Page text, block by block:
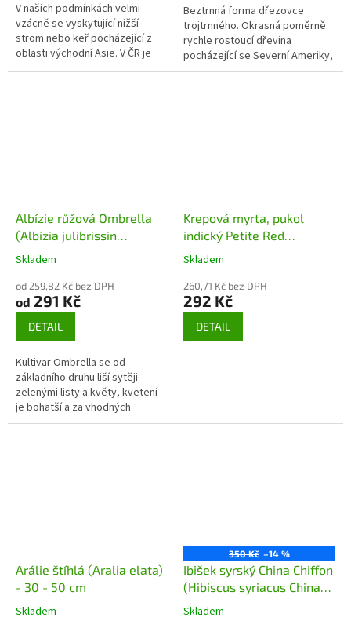
V našich podmínkách velmi
vzácně se vyskytující nižší
strom nebo keř pocházející z
oblasti východní Asie. V ČR je
pěstován jen v několika
Beztrnná forma dřezovce
trojtrnného. Okrasná poměrně
rychle rostoucí dřevina
pocházející se Severní Ameriky,
vyniká svými zpeřenými listy a
Albízie růžová Ombrella
(Albizia julibrissin
Ombrella)
Skladem
od 259,82 Kč bez DPH
od 291 Kč
DETAIL
Kultivar Ombrella se od
základního druhu liší sytěji
zelenými listy a květy, kvetení
je bohatší a za vhodných
podmínek po celé léto. Navíc má
Krepová myrta, pukol
indický Petite Red
(Lagerstroemia indica
Skladem
260,71 Kč bez DPH
292 Kč
DETAIL
Arálie štíhlá (Aralia elata)
- 30 - 50 cm
Skladem
350 Kč –14 %
Ibišek syrský China Chiffon
(Hibiscus syriacus China
Chiffon®) - 80 cm
Skladem